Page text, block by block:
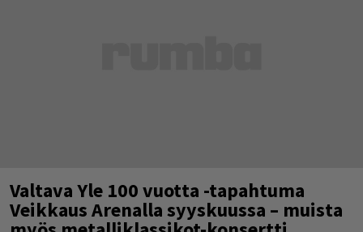
Valtava Yle 100 vuotta -tapahtuma
Veikkaus Arenalla syyskuussa – muista